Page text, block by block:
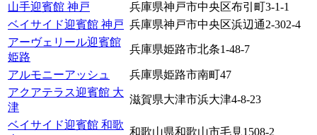
山手迎賓館 神戸
兵庫県神戸市中央区布引町3-1-1
ベイサイド迎賓館 神戸 兵庫県神戸市中央区浜辺通2-302-4
アーヴェリール迎賓館
姫路
兵庫県姫路市北条1-48-7
アルモニーアッシュ
兵庫県姫路市南町47
アクアテラス迎賓館 大
津
滋賀県大津市浜大津4-8-23
ベイサイド迎賓館 和歌
和歌山県和歌山市毛見1508-2